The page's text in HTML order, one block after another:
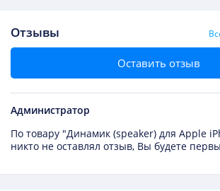
Отзывы
Оставить отзыв
Администратор
По товару "Динамик (speaker) для Apple
никто не оставлял отзыв, Вы будете